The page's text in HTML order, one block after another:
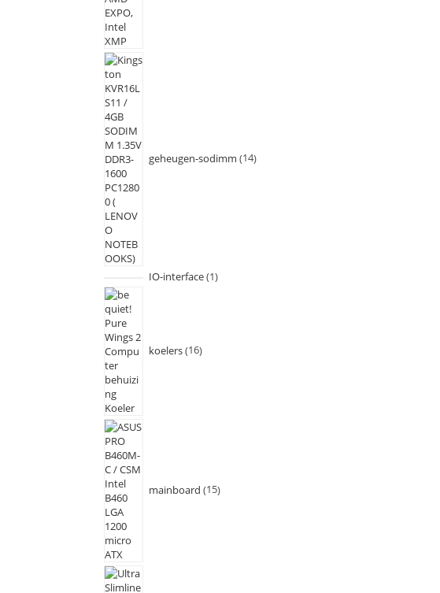
geheugen-sodimm 14
IO-interface 1
koelers 16
mainboard 15